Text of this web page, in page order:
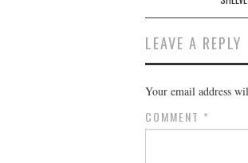
LEAVE A REPLY
Your email address
COMMENT *